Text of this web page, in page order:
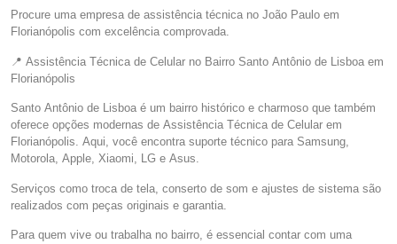
Procure uma empresa de assistência técnica no João Paulo em
Florianópolis com excelência comprovada.
📍 Assistência Técnica de Celular no Bairro Santo Antônio de Lisboa em
Florianópolis
Santo Antônio de Lisboa é um bairro histórico e charmoso que também
oferece opções modernas de Assistência Técnica de Celular em
Florianópolis. Aqui, você encontra suporte técnico para Samsung,
Motorola, Apple, Xiaomi, LG e Asus.
Serviços como troca de tela, conserto de som e ajustes de sistema são
realizados com peças originais e garantia.
Para quem vive ou trabalha no bairro, é essencial contar com uma